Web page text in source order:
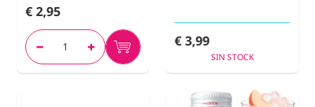
€ 2,95
€ 3,99
SIN STOCK